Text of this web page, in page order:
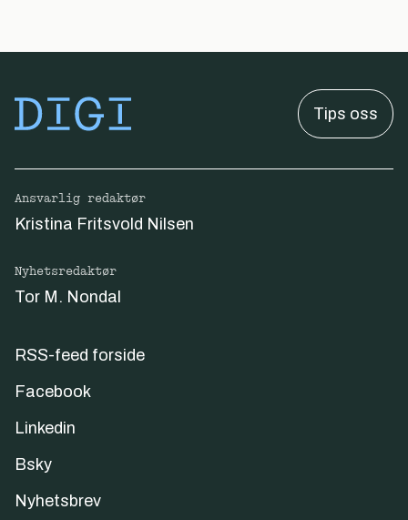
Tips oss
Ansvarlig redaktør
Kristina Fritsvold Nilsen
Nyhetsredaktør
Tor M. Nondal
RSS-feed forside
Facebook
Linkedin
Bsky
Nyhetsbrev